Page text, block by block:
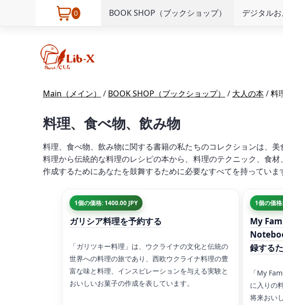
0 BOOK SHOP（ブックショップ） デジタル
Main（メイン） / BOOK SHOP（ブックショップ） / 大人の本/料
料理、食べ物、飲み物
料理、食べ物、飲み物に関する書籍の私たちのコレクションは、
料理から伝統的な料理のレシピの本から、料理のテクニック、食
作成するためにあなたを鼓舞するために必要なすべてを持ってい
1個の価格: 1400.00 JPY
ガリシア料理を予約する
「ガリツキー料理」は、ウクライナの文化と伝統の
世界への料理の旅であり、西欧ウクライナ料理の豊
富な味と料理、インスピレーションを与える実験と
おいしいお菓子の作成を表しています。
1個の価
My
録する
「My
に入りの
将来おい